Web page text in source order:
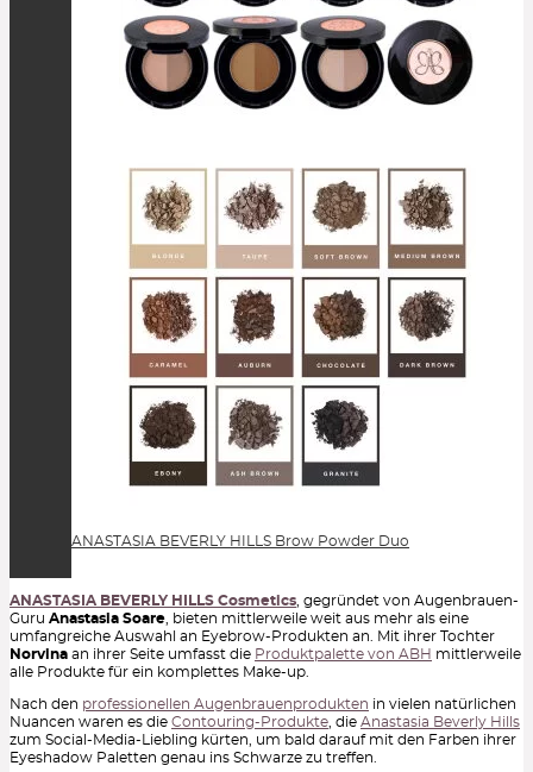
ANASTASIA BEVERLY HILLS Brow Powder Duo
ANASTASIA BEVERLY HILLS Cosmetics , gegründet von Augenbrauen-
Guru Anastasia Soare , bieten mittlerweile weit aus mehr als eine
umfangreiche Auswahl an Eyebrow-Produkten an. Mit ihrer Tochter
Norvina an ihrer Seite umfasst die Produktpalette von ABH mittlerweile
alle Produkte für ein komplettes Make-up.
Nach den professionellen Augenbrauenprodukten in vielen natürlichen
Nuancen waren es die Contouring-Produkte , die Anastasia Beverly Hills
zum Social-Media-Liebling kürten, um bald darauf mit den Farben ihrer
Eyeshadow Paletten genau ins Schwarze zu treffen.